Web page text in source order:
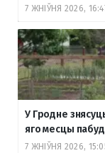
7 ЖНІЎНЯ 2026,
У Гродне
яго месцы
7 ЖНІЎНЯ 2026,